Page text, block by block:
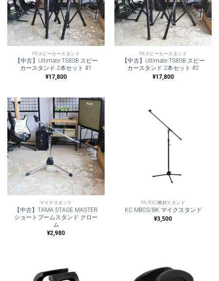
PAスピーカースタンド
【中古】Ultimate TS80B スピー
カースタンド 2本セット #1
¥17,800
PAスピーカースタンド
【中古】Ultimate TS80B スピー
カースタンド 2本セット #2
¥17,800
マイクスタンド
【中古】TAMA STAGE MASTER
ショートブームスタンド クロー
ム
¥2,980
PA/REC機材スタンド
KC MBCS/BK マイクスタンド
¥3,500